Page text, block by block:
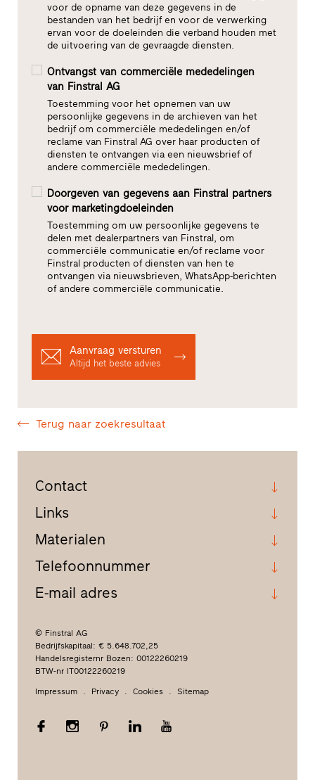
voor de opname van deze gegevens in de
bestanden van het bedrijf en voor de verwerking
ervan voor de doeleinden die verband houden met
de uitvoering van de gevraagde diensten.
Ontvangst van commerciële mededelingen
van Finstral AG
Toestemming voor het opnemen van uw
persoonlijke gegevens in de archieven van het
bedrijf om commerciële mededelingen en/of
reclame van Finstral AG over haar producten of
diensten te ontvangen via een nieuwsbrief of
andere commerciële mededelingen.
Doorgeven van gegevens aan Finstral partners
voor marketingdoeleinden
Toestemming om uw persoonlijke gegevens te
delen met dealerpartners van Finstral, om
commerciële communicatie en/of reclame voor
Finstral producten of diensten van hen te
ontvangen via nieuwsbrieven, WhatsApp-berichten
of andere commerciële communicatie.
Aanvraag versturen
Altijd het beste advies
Terug naar zoekresultaat
Contact
Links
Materialen
Telefoonnummer
E-mail adres
© Finstral AG
Bedrijfskapitaal: € 5.648.702,25
Handelsregisternr Bozen: 00122260219
BTW-nr IT00122260219
Impressum Privacy Cookies Sitemap